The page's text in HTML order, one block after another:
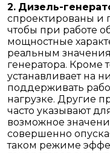
2. Дизель-
спроектированы и
чтобы при работе
мощностные
реальным
генератора. Кроме
устанавливает на
поддерживать
нагрузке. Другие
часто указывают
возможное
совершенно
таком режиме